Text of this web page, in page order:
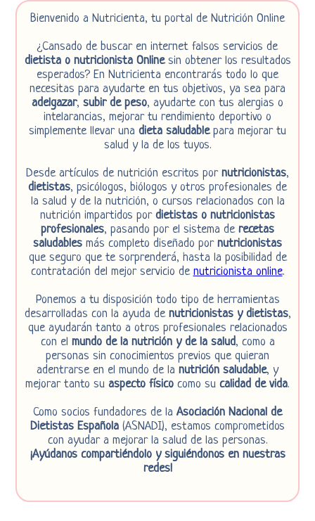
Bienvenido a Nutricienta, tu portal de Nutrición Online
¿Cansado de buscar en internet falsos servicios de
dietista o nutricionista Onlinesin obtener los resultados
esperados? En Nutricienta encontrarás todo lo que
necesitas para ayudarte en tus objetivos, ya sea para
adelgazar, subir de peso, ayudarte con tus alergias o
intelarancias, mejorar tu rendimiento deportivo o
simplemente llevar una dieta saludablepara mejorar tu
salud y la de los tuyos.
Desde artículos de nutrición escritos por nutricionistas,
dietistas, psicólogos, biólogos y otros profesionales de
la salud y de la nutrición, o cursos relacionados con la
nutrición impartidos por dietistas o nutricionistas
profesionales, pasando por el sistema de recetas
saludables más completo diseñado por nutricionistas
que seguro que te sorprenderá, hasta la posibilidad de
contratación del mejor servicio de nutricionista online.
Ponemos a tu disposición todo tipo de herramientas
desarrolladas con la ayuda de nutricionistas y dietistas,
que ayudarán tanto a otros profesionales relacionados
con el mundo de la nutrición y de la salud, como a
personas sin conocimientos previos que quieran
adentrarse en el mundo de la nutrición saludable, y
mejorar tanto su aspecto físico como su calidad de vida.
Como socios fundadores de la Asociación Nacional de
Dietistas Española (ASNADI), estamos comprometidos
con ayudar a mejorar la salud de las personas.
¡Ayúdanos compartiéndolo y siguiéndonos en nuestras
redes!